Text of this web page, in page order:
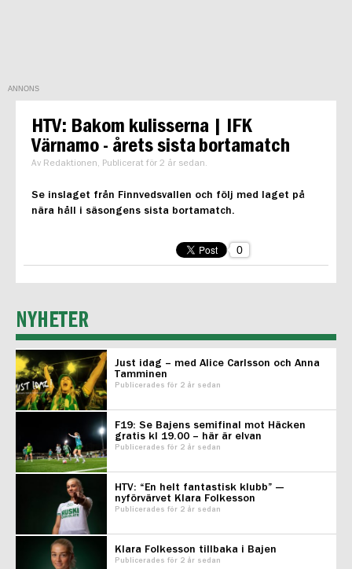
ANNONS
HTV: Bakom kulisserna | IFK
Värnamo - årets sista bortamatch
Av Redaktionen, Publicerat för 2 år sedan.
Se inslaget från Finnvedsvallen och följ med laget på
nära håll i säsongens sista bortamatch.
0
NYHETER
Just idag – med Alice Carlsson och Anna
Tamminen
Publicerades för 2 år sedan
F19: Se Bajens semifinal mot Häcken
gratis kl 19.00 – här är elvan
Publicerades för 2 år sedan
HTV: “En helt fantastisk klubb” —
nyförvärvet Klara Folkesson
Publicerades för 2 år sedan
Klara Folkesson tillbaka i Bajen
Publicerades för 2 år sedan